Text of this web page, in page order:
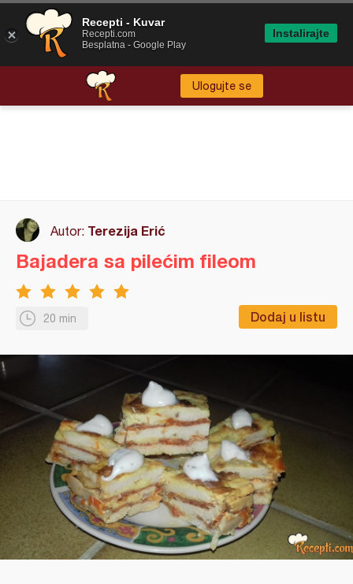
Ulogujte se
Autor: Terezija Erić
20 min Dodaj u listu
Bajadera sa pilećim fileom
Recepti - Kuvar
Recepti.com
Besplatna - Google Play
Instalirajte